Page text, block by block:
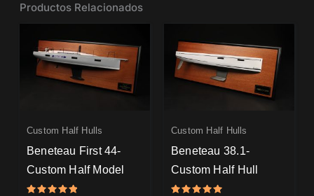
Productos Relacionados
Custom Half Hulls
Beneteau First 44-
Custom Half Model
Custom Half Hulls
Beneteau 38.1-
Custom Half Hull